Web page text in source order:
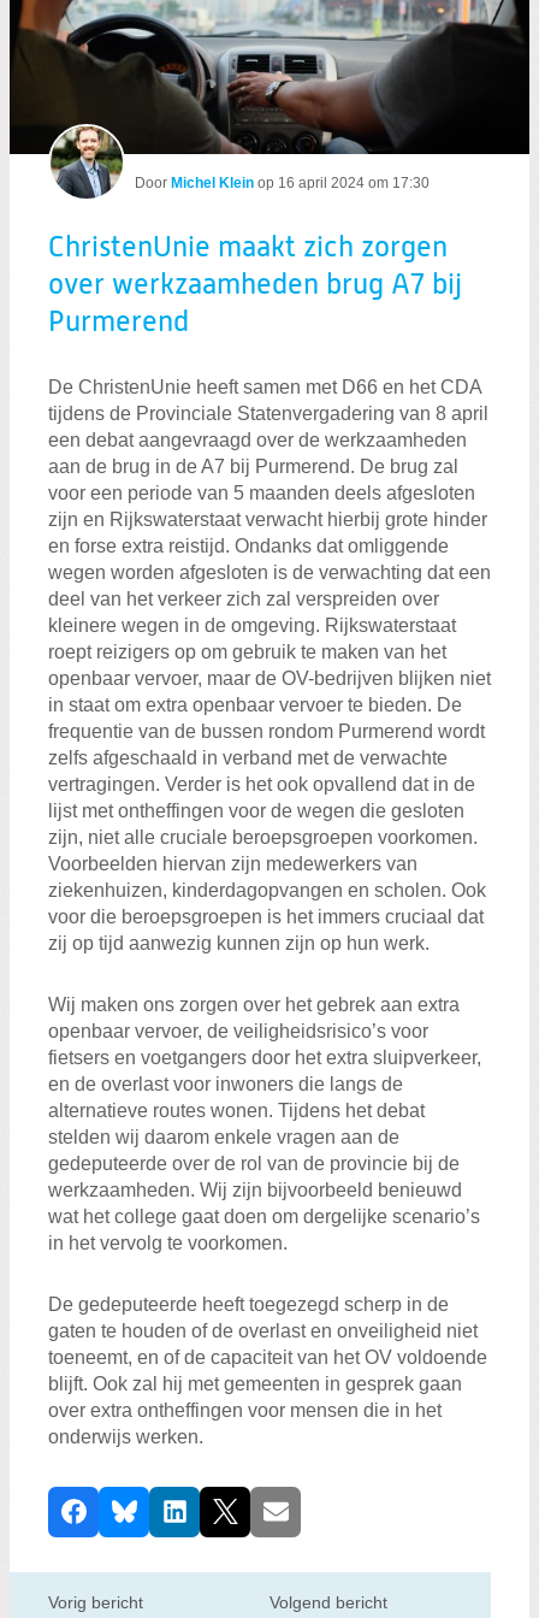
ChristenUnie maakt zich zorgen over
Door Michel Klein op 16 april 2024 om 17:30
ChristenUnie maakt zich zorgen
over werkzaamheden brug A7 bij
Purmerend
De ChristenUnie heeft samen met D66 en het CDA
tijdens de Provinciale Statenvergadering van 8 april
een debat aangevraagd over de werkzaamheden
aan de brug in de A7 bij Purmerend. De brug zal
voor een periode van 5 maanden deels afgesloten
zijn en Rijkswaterstaat verwacht hierbij grote hinder
en forse extra reistijd. Ondanks dat omliggende
wegen worden afgesloten is de verwachting dat een
deel van het verkeer zich zal verspreiden over
kleinere wegen in de omgeving. Rijkswaterstaat
roept reizigers op om gebruik te maken van het
openbaar vervoer, maar de OV-bedrijven blijken niet
in staat om extra openbaar vervoer te bieden. De
frequentie van de bussen rondom Purmerend wordt
zelfs afgeschaald in verband met de verwachte
vertragingen. Verder is het ook opvallend dat in de
lijst met ontheffingen voor de wegen die gesloten
zijn, niet alle cruciale beroepsgroepen voorkomen.
Voorbeelden hiervan zijn medewerkers van
ziekenhuizen, kinderdagopvangen en scholen. Ook
voor die beroepsgroepen is het immers cruciaal dat
zij op tijd aanwezig kunnen zijn op hun werk.
Wij maken ons zorgen over het gebrek aan extra
openbaar vervoer, de veiligheidsrisico’s voor
fietsers en voetgangers door het extra sluipverkeer,
en de overlast voor inwoners die langs de
alternatieve routes wonen. Tijdens het debat
stelden wij daarom enkele vragen aan de
gedeputeerde over de rol van de provincie bij de
werkzaamheden. Wij zijn bijvoorbeeld benieuwd
wat het college gaat doen om dergelijke scenario’s
in het vervolg te voorkomen.
De gedeputeerde heeft toegezegd scherp in de
gaten te houden of de overlast en onveiligheid niet
toeneemt, en of de capaciteit van het OV voldoende
blijft. Ook zal hij met gemeenten in gesprek gaan
over extra ontheffingen voor mensen die in het
onderwijs werken.
D
e
e
l
FacebookBlueskyLinkedIn
X E-mail
Vorig bericht Volgend bericht